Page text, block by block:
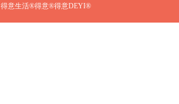
得意生活®得意®得意DEYI®